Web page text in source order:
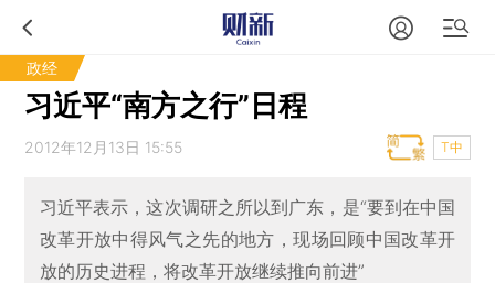
政经
习近平“南方之行”日程
2012年12月13日 15:55 T中
习近平表示，这次调研之所以到广东，是“要到在中国
改革开放中得风气之先的地方，现场回顾中国改革开
放的历史进程，将改革开放继续推向前进”